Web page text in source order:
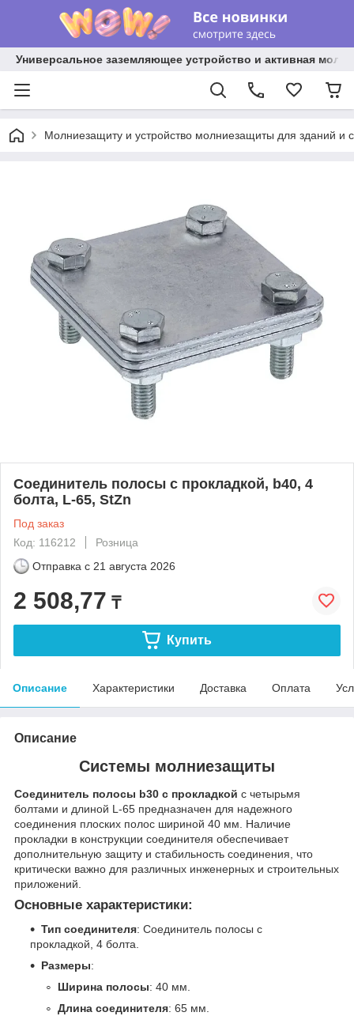
Универсальное заземляющее устройство и активная
Молниезащиту и устройство молниезащиты для зданий и
Соединитель полосы с прокладкой, b40, 4
болта, L-65, StZn
Под заказ
Код: 116212
Розница
Отправка с 21 августа 2026
2 508,77 ₸
Купить
Описание Характеристики Доставка Оплата
Описание
Системы молниезащиты
Соединитель полосы b30 с прокладкой с четырьмя
болтами и длиной L-65 предназначен для надежного
соединения плоских полос шириной 40 мм. Наличие
прокладки в конструкции соединителя обеспечивает
дополнительную защиту и стабильность соединения, что
критически важно для различных инженерных и строительных
приложений.
Основные характеристики:
Тип соединителя: Соединитель полосы с
прокладкой, 4 болта.
Размеры:
Ширина полосы: 40 мм.
Длина соединителя: 65 мм.